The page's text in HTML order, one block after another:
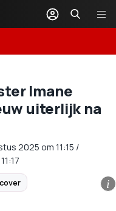
Imane
uiterlijk na
2025 om 11:15 /
i